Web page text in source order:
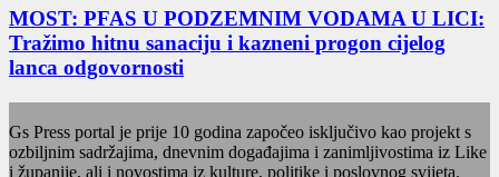
MOST: PFAS U PODZEMNIM VODAMA U LICI:
Tražimo hitnu sanaciju i kazneni progon cijelog
lanca odgovornosti
Gs Press portal je prije 10 godina započeo isključivo kao projekt s
ozbiljnim sadržajima, dnevnim događajima i zanimljivostima iz Like
i županije, ali i novostima iz kulture, politike i poslovnog svijeta.